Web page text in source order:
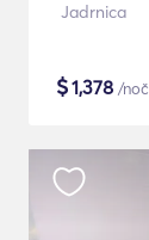
Jadrnica
$1,378 /noč